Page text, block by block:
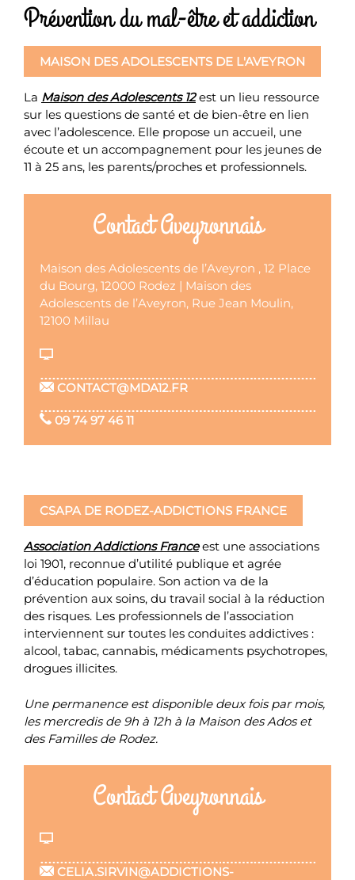
Prévention du mal-être et addiction
MAISON DES ADOLESCENTS DE L'AVEYRON
La Maison des Adolescents 12est un lieu ressource
sur les questions de santé et de bien-être en lien
avec l’adolescence. Elle propose un accueil, une
écoute et un accompagnement pour les jeunes de
11 à 25 ans, les parents/proches et professionnels.
Contact Aveyronnais
Maison des Adolescents de l’Aveyron , 12 Place
du Bourg, 12000 Rodez | Maison des
Adolescents de l’Aveyron, Rue Jean Moulin,
12100 Millau
CONTACT@MDA12.FR
09 74 97 46 11
CSAPA DE RODEZ-ADDICTIONS FRANCE
Association Addictions Franceest une associations
loi 1901, reconnue d’utilité publique et agrée
d’éducation populaire. Son action va de la
prévention aux soins, du travail social à la réduction
des risques. Les professionnels de l’association
interviennent sur toutes les conduites addictives :
alcool, tabac, cannabis, médicaments psychotropes,
drogues illicites.
Une permanence est disponible deux fois par mois,
les mercredis de 9h à 12h à la Maison des Ados et
des Familles de Rodez.
Contact Aveyronnais
CELIA.SIRVIN@ADDICTIONS-